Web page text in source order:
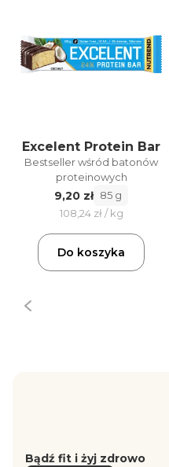
Excelent Protein Bar
Bestseller wśród batonów
proteinowych
9,20 zł 85 g
108,24 zł / kg
Do koszyka
Bądź fit i żyj zdrowo